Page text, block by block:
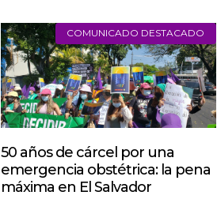
COMUNICADO DESTACADO
50 años de cárcel por una
emergencia obstétrica: la pena
máxima en El Salvador